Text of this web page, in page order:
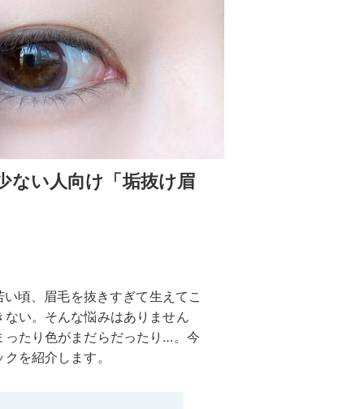
ない人向け「垢抜け眉
頃、眉毛を抜きすぎて生えてこ
い。そんな悩みはありません
たり色がまだらだったり…。今
を紹介します。